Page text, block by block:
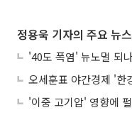
정용욱 기자의 주요 뉴스